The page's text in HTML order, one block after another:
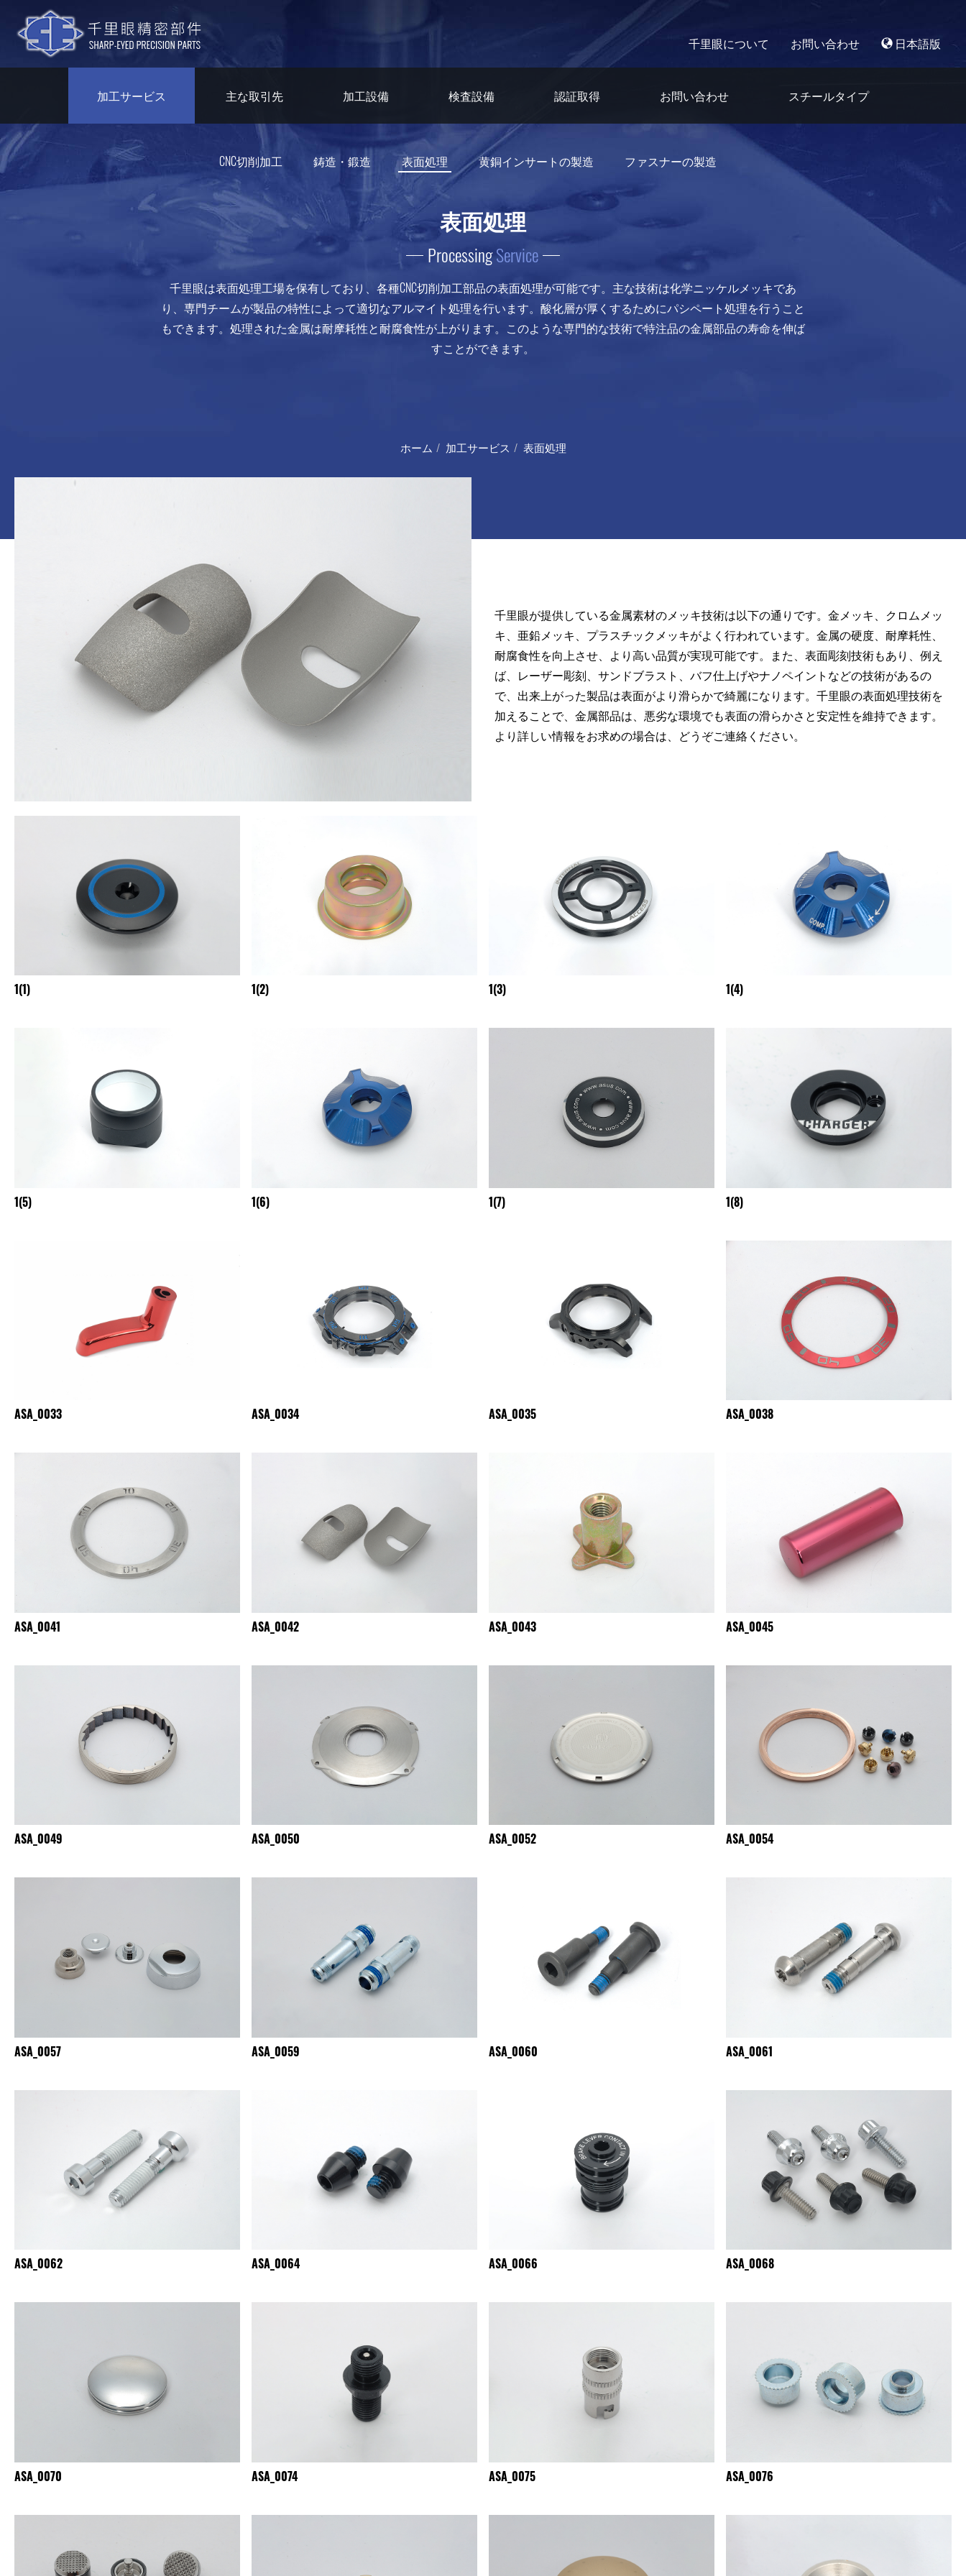
千里眼について お問い合わせ 日本語版
加工サービス 主な取引先 加工設備 検査設備 認証取得 お問い合わせ スチールタイプ
CNC切削加工 鋳造・鍛造 表面処理 黄銅インサートの製造 ファスナーの製造
表面処理
ProcessingService
千里眼は表面処理工場を保有しており、各種CNC切削加工部品の表面処理が可能です。主な技術は化学ニッケルメッキであ
り、専門チームが製品の特性によって適切なアルマイト処理を行います。酸化層が厚くするためにパシペート処理を行うこと
もできます。処理された金属は耐摩耗性と耐腐食性が上がります。このような専門的な技術で特注品の金属部品の寿命を伸ば
すことができます。
ホーム 加工サービス 表面処理
千里眼が提供している金属素材のメッキ技術は以下の通りです。金メッキ、クロムメッ
キ、亜鉛メッキ、プラスチックメッキがよく行われています。金属の硬度、耐摩耗性、
耐腐食性を向上させ、より高い品質が実現可能です。また、表面彫刻技術もあり、例え
ば、レーザー彫刻、サンドブラスト、バフ仕上げやナノペイントなどの技術があるの
で、出来上がった製品は表面がより滑らかで綺麗になります。千里眼の表面処理技術を
加えることで、金属部品は、悪劣な環境でも表面の滑らかさと安定性を維持できます。
より詳しい情報をお求めの場合は、どうぞご連絡ください。
1(1) 1(2) 1(3) 1(4)
1(5) 1(6) 1(7) 1(8)
ASA_0033 ASA_0034 ASA_0035 ASA_0038
ASA_0041 ASA_0042 ASA_0043 ASA_0045
ASA_0049 ASA_0050 ASA_0052 ASA_0054
ASA_0057 ASA_0059 ASA_0060 ASA_0061
ASA_0062 ASA_0064 ASA_0066 ASA_0068
ASA_0070 ASA_0074 ASA_0075 ASA_0076